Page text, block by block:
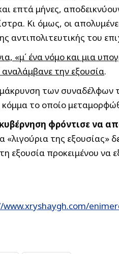
επτά μήνες,
Κι όμως, οι
αντιπολιτευτικής του
«μ΄ ένα νόμο και μια
την εξουσία.
των συναδέλφων
το οποίο
φρόντισε να
«λιγούρια της
εξουσία προκειμένου να